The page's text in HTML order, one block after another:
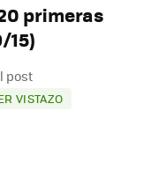
primeras
15)
post
VISTAZO